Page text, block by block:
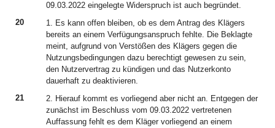
09.03.2022 eingelegte Widerspruch ist auch begründet.
20
1. Es kann offen bleiben, ob es dem Antrag des Klägers
bereits an einem Verfügungsanspruch fehlte. Die Beklagte
meint, aufgrund von Verstößen des Klägers gegen die
Nutzungsbedingungen dazu berechtigt gewesen zu sein,
den Nutzervertrag zu kündigen und das Nutzerkonto
dauerhaft zu deaktivieren.
21
2. Hierauf kommt es vorliegend aber nicht an. Entgegen der
zunächst im Beschluss vom 09.03.2022 vertretenen
Auffassung fehlt es dem Kläger vorliegend an einem